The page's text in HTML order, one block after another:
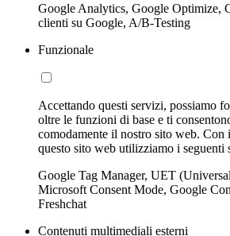
Google Analytics, Google Optimize,
clienti su Google, A/B-Testing
Funzionale
Accettando questi servizi, possiamo
oltre le funzioni di base e ti
comodamente il nostro sito web. Con
questo sito web utilizziamo i seguenti
Google Tag Manager, UET
Microsoft Consent Mode, Google
Freshchat
Contenuti multimediali esterni